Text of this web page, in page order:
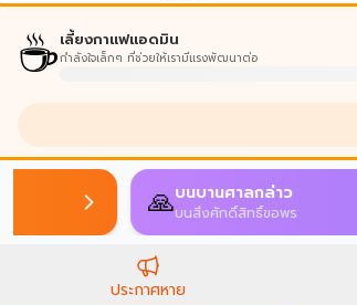
☕เลี้ยงกาแฟแอดมิน
กำลังใจเล็กๆ ที่ช่วยให้เรามีแรงพัฒนาต่อ
🙏บนบานศาลกล่าว
บนสิ่งศักดิ์สิทธิ์ขอพร
ประกาศหาย